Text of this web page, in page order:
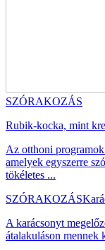
SZÓRAKOZÁS
Rubik-kocka, mint
Az otthoni
amelyek egyszerre
tökéletes ...
SZÓRAKOZÁS
A karácsonyt
átalakuláson mennek